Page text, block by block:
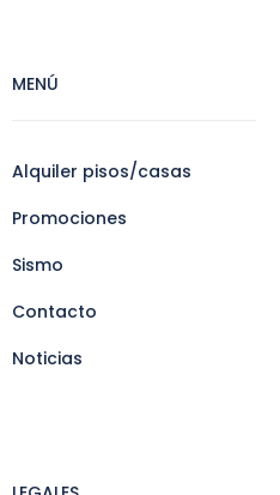
MENÚ
Alquiler pisos/casas
Promociones
Sismo
Contacto
Noticias